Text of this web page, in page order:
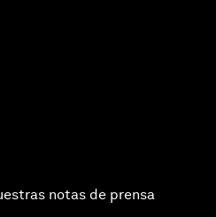
notas de prensa